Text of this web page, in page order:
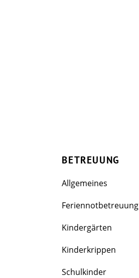
BETREUUNG
Allgemeines
Feriennotbetreuung
Kindergärten
Kinderkrippen
Schulkinder